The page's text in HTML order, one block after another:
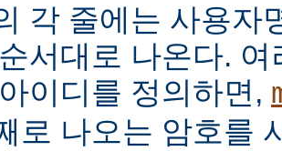
각 줄에는 사용자
서대로 나온다.
이디를 정의하면,
로 나오는 암호를